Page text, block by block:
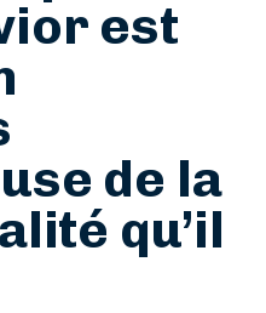
est
de la
qu’il